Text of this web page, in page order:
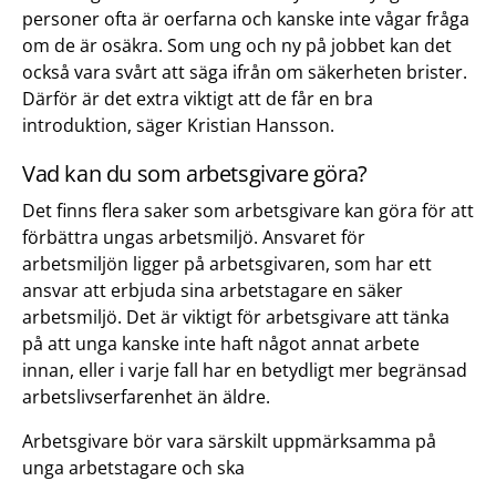
personer ofta är oerfarna och kanske inte vågar fråga
om de är osäkra. Som ung och ny på jobbet kan det
också vara svårt att säga ifrån om säkerheten brister.
Därför är det extra viktigt att de får en bra
introduktion, säger Kristian Hansson.
Vad kan du som arbetsgivare göra?
Det finns flera saker som arbetsgivare kan göra för att
förbättra ungas arbetsmiljö. Ansvaret för
arbetsmiljön ligger på arbetsgivaren, som har ett
ansvar att erbjuda sina arbetstagare en säker
arbetsmiljö. Det är viktigt för arbetsgivare att tänka
på att unga kanske inte haft något annat arbete
innan, eller i varje fall har en betydligt mer begränsad
arbetslivserfarenhet än äldre.
Arbetsgivare bör vara särskilt uppmärksamma på
unga arbetstagare och ska